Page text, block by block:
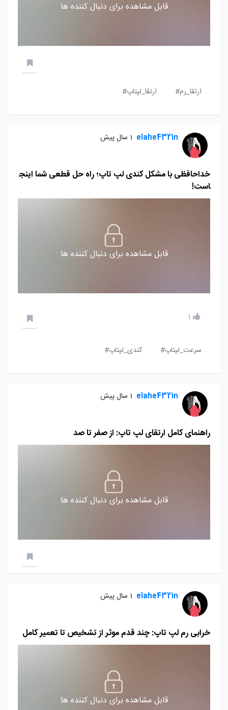
قابل مشاهده برای دنبال کننده ها
ارتقا_رم# ارتقا_لپتاپ#
elahe4321n 1 سال پیش
خداحافظی با مشکل کندی لپ تاپ؛ راه حل قطعی شما اینج
است!
قابل مشاهده برای دنبال کننده ها
1
سرعت_لپتاپ# کندی_لپتاپ#
elahe4321n 1 سال پیش
راهنمای کامل ارتقای لپ تاپ: از صفر تا صد
قابل مشاهده برای دنبال کننده ها
elahe4321n 1 سال پیش
خرابی رم لپ تاپ: چند قدم موثر از تشخیص تا تعمیر کامل
قابل مشاهده برای دنبال کننده ها